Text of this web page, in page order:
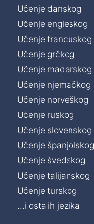
Učenje danskog
Učenje engleskog
Učenje francuskog
Učenje grčkog
Učenje mađarskog
Učenje njemačkog
Učenje norveškog
Učenje ruskog
Učenje slovenskog
Učenje španjolskog
Učenje švedskog
Učenje talijanskog
Učenje turskog
...i ostalih jezika